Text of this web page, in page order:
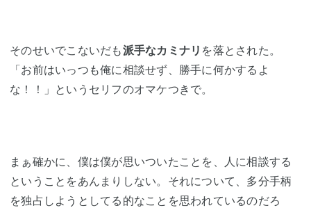
そのせいでこないだも派手なカミナリ を落とされた。
「お前はいっつも俺に相談せず、勝手に何かするよ
な！！」というセリフのオマケつきで。
まぁ確かに、僕は僕が思いついたことを、人に相談する
ということをあんまりしない。それについて、多分手柄
を独占しようとしてる的なことを思われているのだろ